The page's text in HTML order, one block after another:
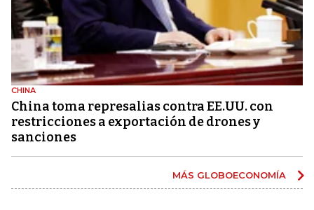
CHINA
China toma represalias contra EE.UU. con
restricciones a exportación de drones y
sanciones
MÁS GLOBOECONOMÍA